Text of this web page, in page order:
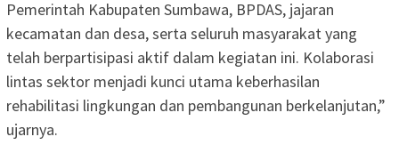
Pemerintah Kabupaten Sumbawa, BPDAS, jajaran
kecamatan dan desa, serta seluruh masyarakat yang
telah berpartisipasi aktif dalam kegiatan ini. Kolaborasi
lintas sektor menjadi kunci utama keberhasilan
rehabilitasi lingkungan dan pembangunan berkelanjutan,”
ujarnya.